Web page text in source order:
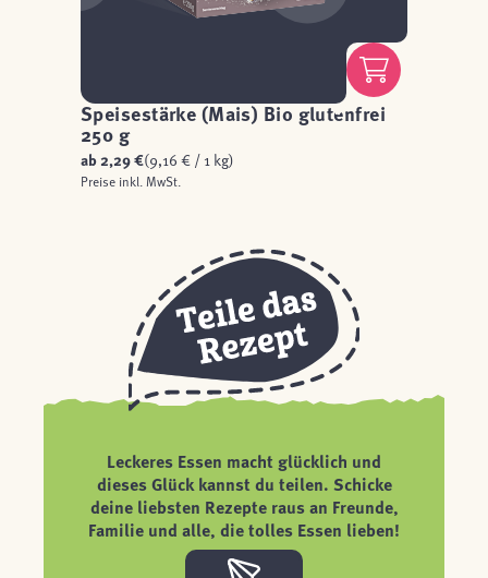
Speisestärke (Mais) Bio glutenfrei
250 g
ab 2,29 €(9,16 € / 1 kg)
Preise inkl. MwSt.
Leckeres Essen macht glücklich und
dieses Glück kannst du teilen. Schicke
deine liebsten Rezepte raus an Freunde,
Familie und alle, die tolles Essen lieben!